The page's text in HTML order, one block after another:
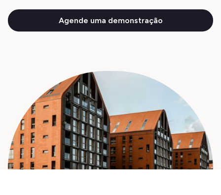
Agende uma demonstração